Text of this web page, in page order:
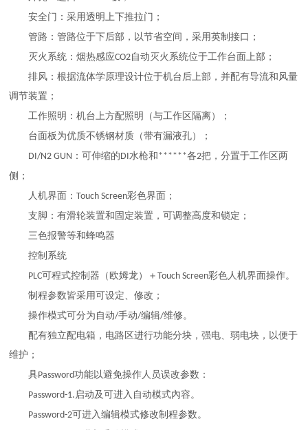
安全门：采用透明上下推拉门；
管路：管路位于下后部，以节省空间，采用英制接口；
灭火系统：烟热感应CO2自动灭火系统位于工作台面上部；
排风：根据流体学原理设计位于机台后上部，并配有导流和风量
调节装置；
工作照明：机台上方配照明（与工作区隔离）；
台面板为优质不锈钢材质（带有漏液孔）；
DI/N2 GUN ：可伸缩的 DI水枪和 ******各2把，分置于工作区两
侧；
人机界面：Touch Screen彩色界面；
支脚：有滑轮装置和固定装置，可调整高度和锁定；
三色报警等和蜂鸣器
控制系统
PLC可程式控制器（欧姆龙）＋Touch Screen彩色人机界面操作。
制程参数皆采用可设定、修改；
操作模式可分为自动/手动/编辑/维修。
配有独立配电箱，电路区进行功能分块，强电、弱电块，以便于
维护；
具Password功能以避免操作人员误改参数：
Password-1. 启动及可进入自动模式內容。
Password-2可进入编辑模式修改制程参数。